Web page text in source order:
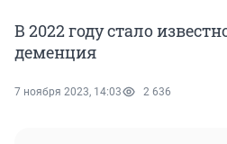
В 2022 году стало
деменция
7 ноября 2023, 14:03 2 636